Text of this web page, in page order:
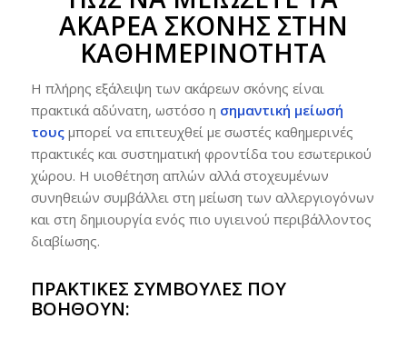
ΑΚΆΡΕΑ ΣΚΌΝΗΣ ΣΤΗΝ
ΚΑΘΗΜΕΡΙΝΌΤΗΤΑ
Η πλήρης εξάλειψη των ακάρεων σκόνης είναι
πρακτικά αδύνατη, ωστόσο η σημαντική μείωσή
τουςμπορεί να επιτευχθεί με σωστές καθημερινές
πρακτικές και συστηματική φροντίδα του εσωτερικού
χώρου. Η υιοθέτηση απλών αλλά στοχευμένων
συνηθειών συμβάλλει στη μείωση των αλλεργιογόνων
και στη δημιουργία ενός πιο υγιεινού περιβάλλοντος
διαβίωσης.
ΠΡΑΚΤΙΚΈΣ ΣΥΜΒΟΥΛΈΣ ΠΟΥ
ΒΟΗΘΟΎΝ: